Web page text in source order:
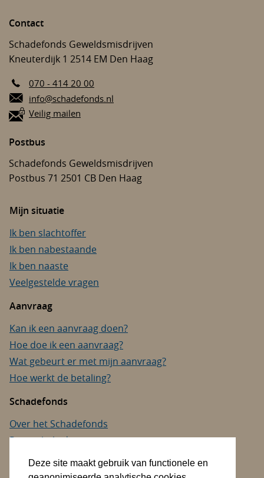
Deze site maakt gebruik van functionele en
Contact
Schadefonds Geweldsmisdrijven
Kneuterdijk 1 2514 EM Den Haag
070 - 414 20 00
E-mail:
info@schadefonds.nl
Veilig mailen
Postbus
Schadefonds Geweldsmisdrijven
Postbus 71 2501 CB Den Haag
Mijn situatie
Ik ben slachtoffer
Ik ben nabestaande
Ik ben naaste
Veelgestelde vragen
Aanvraag
Kan ik een aanvraag doen?
Hoe doe ik een aanvraag?
Wat gebeurt er met mijn aanvraag?
Hoe werkt de betaling?
Schadefonds
Over het Schadefonds
Privacybeleid
Cookies
Toegankelijkheid